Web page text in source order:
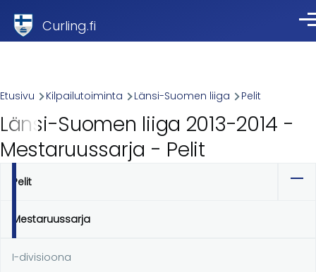
Curling.fi
Breadcrumb
Etusivu Kilpailutoiminta Länsi-Suomen liiga Pelit
Länsi-Suomen liiga 2013-2014 -
Mestaruussarja - Pelit
Ensisijaiset
välilehdet
Pelit
Mestaruussarja
I-divisioona